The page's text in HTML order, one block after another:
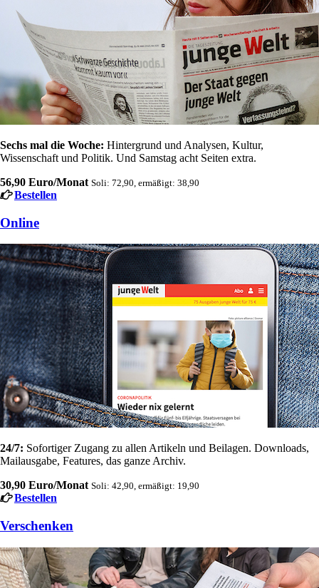
Sechs mal die Woche: Hintergrund und Analysen, Kultur,
Wissenschaft und Politik. Und Samstag acht Seiten extra.
56,90 Euro/Monat Soli: 72,90, ermäßigt: 38,90
Bestellen
Online
24/7: Sofortiger Zugang zu allen Artikeln und Beilagen. Downloads,
Mailausgabe, Features, das ganze Archiv.
30,90 Euro/Monat Soli: 42,90, ermäßigt: 19,90
Bestellen
Verschenken